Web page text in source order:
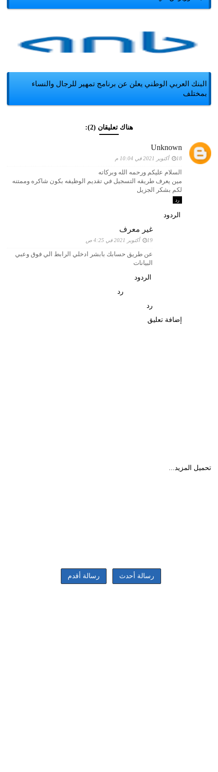
البنك العربي الوطني يعلن عن برنامج تمهير للرجال والنساء
بمختلف
هناك تعليقان (2):
Unknown
18 أكتوبر 2021 في 10:04 م
السلام عليكم ورحمه الله وبركاته
مين يعرف طريقه التسجيل في تقديم الوظيفه بكون شاكره وممتنه
لكم بشكر الجزيل
رد
الردود
غير معرف
19 أكتوبر 2021 في 4:25 ص
عن طريق حسابك بابشر ادخلي الرابط الي فوق وعبي
البيانات
الردود
رد
رد
إضافة تعليق
تحميل المزيد...
رسالة أحدث رسالة أقدم